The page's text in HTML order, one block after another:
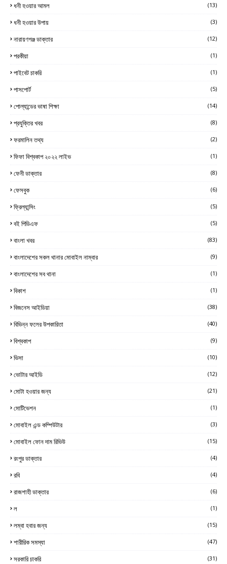
ধনী হওয়ার আমল (13)
ধনী হওয়ার উপায় (3)
নারায়ণগঞ্জ ডাক্তার (12)
পরকীয়া (1)
পাইবেট চাকরি (1)
পাসপোর্ট (5)
পোল্যান্ডের ভাষা শিক্ষা (14)
প্রযুক্তির খবর (8)
ফরমালিন তথ্য (2)
ফিফা বিশ্বকাপ ২০২২ লাইভ (1)
ফেনী ডাক্তার (8)
ফেসবুক (6)
ফ্রিল্যান্সিং (5)
বই পিডিএফ (5)
বাংলা খবর (83)
বাংলাদেশের সকল থানার মোবাইল নাম্বার (9)
বাংলাদেশের সব থানা (1)
বিকাশ (1)
বিজনেস আইডিয়া (38)
বিভিন্ন ফলের উপকারিতা (40)
বিশ্বকাপ (9)
ভিসা (10)
ভোটার আইডি (12)
মোটা হওয়ার জন্য (21)
মোটিভেশন (1)
মোবাইল এন্ড কম্পিউটার (3)
মোবাইল ফোন দাম রিভিউ (15)
রংপুর ডাক্তার (4)
রবি (4)
রাজশাহী ডাক্তার (6)
ল (1)
লম্বা হবার জন্য (15)
শারীরিক সমস্যা (47)
সরকারি চাকরি (31)